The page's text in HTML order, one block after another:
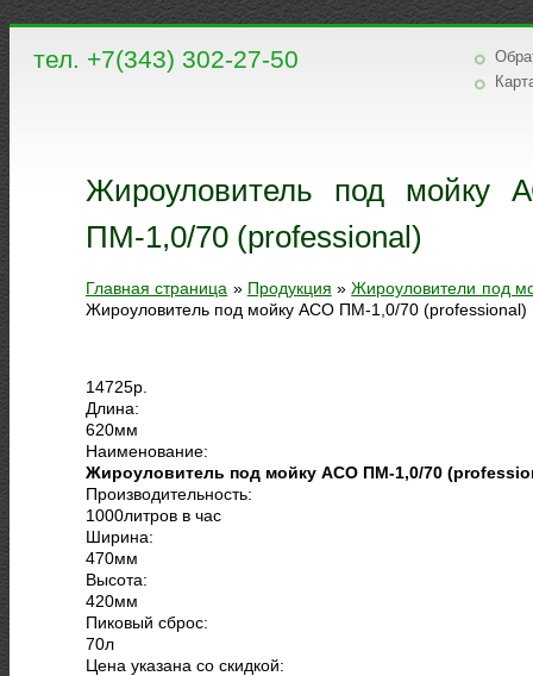
тел. +7(343) 302-27-50
Жироуловитель под мойку
ПМ-1,0/70 (professional)
Главная страница » Продукция » Жироуловители под
Жироуловитель под мойку АСО ПМ-1,0/70 (professional)
14725р.
Длина:
620мм
Наименование:
Жироуловитель под мойку АСО ПМ-1,0/70
Производительность:
1000литров в час
Ширина:
470мм
Высота:
420мм
Пиковый сброс:
70л
Цена указана со скидкой: